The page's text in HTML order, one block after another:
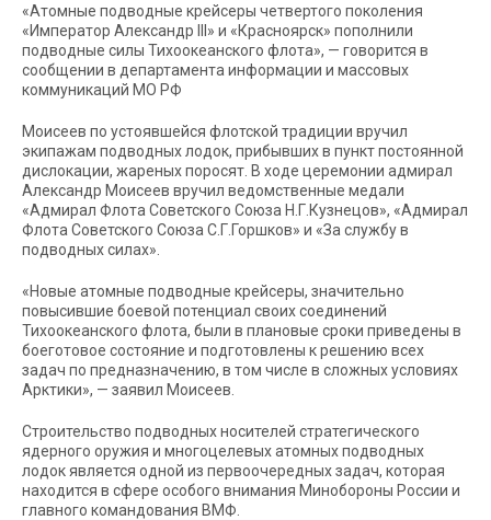
«Атомные подводные крейсеры четвертого поколения
«Император Александр III» и «Красноярск» пополнили
подводные силы Тихоокеанского флота», — говорится в
сообщении в департамента информации и массовых
коммуникаций МО РФ
Моисеев по устоявшейся флотской традиции вручил
экипажам подводных лодок, прибывших в пункт постоянной
дислокации, жареных поросят. В ходе церемонии адмирал
Александр Моисеев вручил ведомственные медали
«Адмирал Флота Советского Союза Н.Г.Кузнецов», «Адмирал
Флота Советского Союза С.Г.Горшков» и «За службу в
подводных силах».
«Новые атомные подводные крейсеры, значительно
повысившие боевой потенциал своих соединений
Тихоокеанского флота, были в плановые сроки приведены в
боеготовое состояние и подготовлены к решению всех
задач по предназначению, в том числе в сложных условиях
Арктики», — заявил Моисеев.
Строительство подводных носителей стратегического
ядерного оружия и многоцелевых атомных подводных
лодок является одной из первоочередных задач, которая
находится в сфере особого внимания Минобороны России и
главного командования ВМФ.